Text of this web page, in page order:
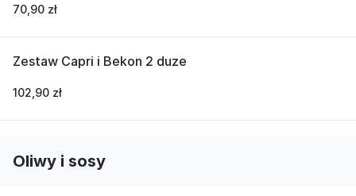
70,90 zł
Zestaw Capri i Bekon 2 duze
102,90 zł
Oliwy i sosy